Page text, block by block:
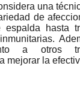
una
de
hasta
a otros
mejorar la